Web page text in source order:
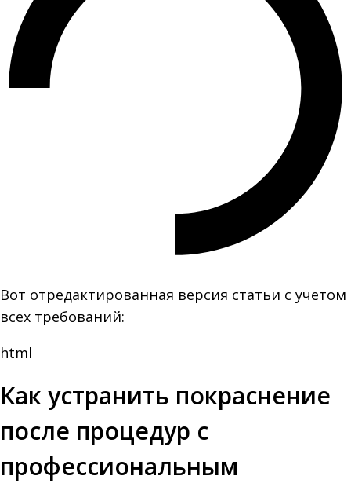
Вот отредактированная версия статьи с учетом
всех требований:
html
Как устранить покраснение
после процедур с
профессиональным